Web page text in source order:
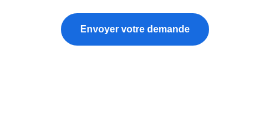
Envoyer votre demande